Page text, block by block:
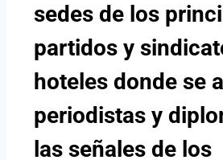
sedes de los
partidos y
hoteles donde se
periodistas y
las señales de los